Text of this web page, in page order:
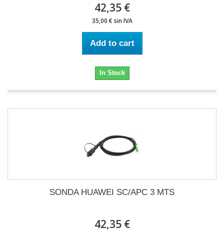
42,35 €
35,00 € sin IVA
Add to cart
In Stock
SONDA HUAWEI SC/APC 3 MTS
42,35 €